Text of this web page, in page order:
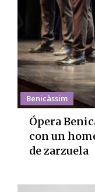
Benicàssim
Ópera
con un
de zarzuela